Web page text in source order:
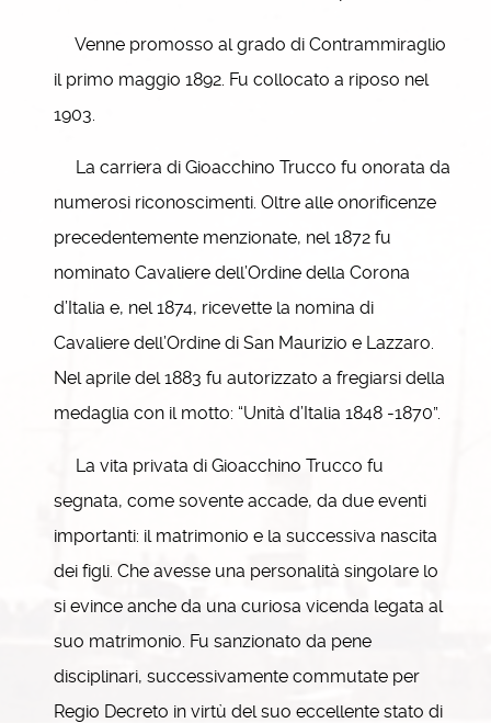
Venne promosso al grado di Contrammiraglio
il primo maggio 1892. Fu collocato a riposo nel
1903.
La carriera di Gioacchino Trucco fu onorata da
numerosi riconoscimenti. Oltre alle onorificenze
precedentemente menzionate, nel 1872 fu
nominato Cavaliere dell’Ordine della Corona
d’Italia e, nel 1874, ricevette la nomina di
Cavaliere dell’Ordine di San Maurizio e Lazzaro.
Nel aprile del 1883 fu autorizzato a fregiarsi della
medaglia con il motto: “Unità d’Italia 1848 -1870”.
La vita privata di Gioacchino Trucco fu
segnata, come sovente accade, da due eventi
importanti: il matrimonio e la successiva nascita
dei figli. Che avesse una personalità singolare lo
si evince anche da una curiosa vicenda legata al
suo matrimonio. Fu sanzionato da pene
disciplinari, successivamente commutate per
Regio Decreto in virtù del suo eccellente stato di